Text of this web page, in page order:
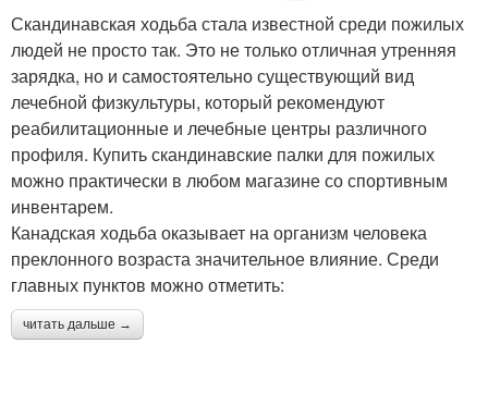
Скандинавская ходьба стала известной среди пожилых
людей не просто так. Это не только отличная утренняя
зарядка, но и самостоятельно существующий вид
лечебной физкультуры, который рекомендуют
реабилитационные и лечебные центры различного
профиля. Купить скандинавские палки для пожилых
можно практически в любом магазине со спортивным
инвентарем.
Канадская ходьба оказывает на организм человека
преклонного возраста значительное влияние. Среди
главных пунктов можно отметить:
читать дальше →